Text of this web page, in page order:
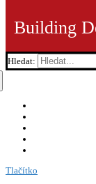
Building
Hledat:
Tlačítko